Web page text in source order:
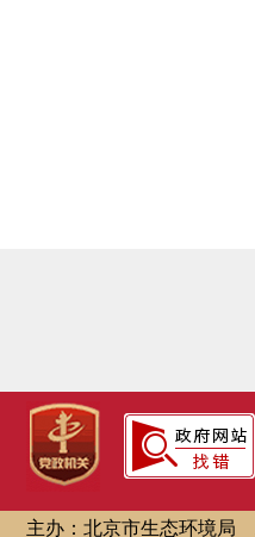
主办：北京市生态环境局